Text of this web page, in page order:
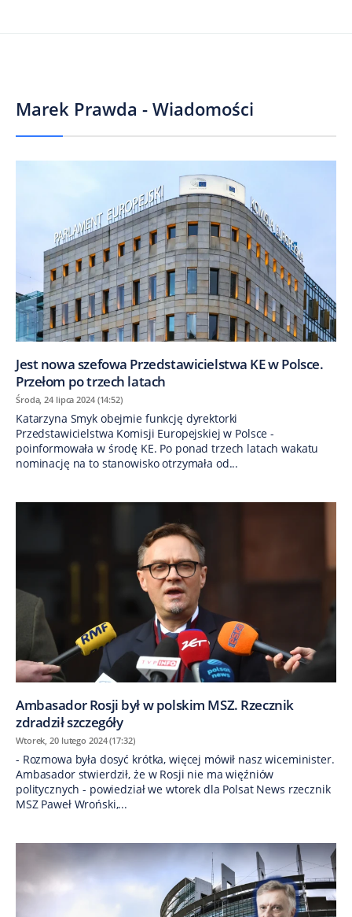
Marek Prawda - Wiadomości
Jest nowa szefowa Przedstawicielstwa KE w Polsce.
Przełom po trzech latach
Środa, 24 lipca 2024 (14:52)
Katarzyna Smyk obejmie funkcję dyrektorki
Przedstawicielstwa Komisji Europejskiej w Polsce -
poinformowała w środę KE. Po ponad trzech latach wakatu
nominację na to stanowisko otrzymała od...
Ambasador Rosji był w polskim MSZ. Rzecznik
zdradził szczegóły
Wtorek, 20 lutego 2024 (17:32)
- Rozmowa była dosyć krótka, więcej mówił nasz wiceminister.
Ambasador stwierdził, że w Rosji nie ma więźniów
politycznych - powiedział we wtorek dla Polsat News rzecznik
MSZ Paweł Wroński,...